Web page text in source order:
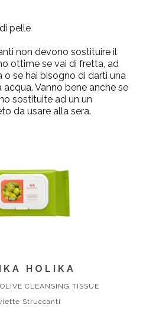
pelle
non devono sostituire il
ottime se vai di fretta, ad
o se hai bisogno di darti una
Vanno bene anche se
sostituite ad un un
da usare alla sera.
HOLIKA
CLEANSING TISSUE
Struccanti